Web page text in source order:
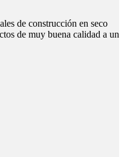
de construcción en seco
de muy buena calidad a un